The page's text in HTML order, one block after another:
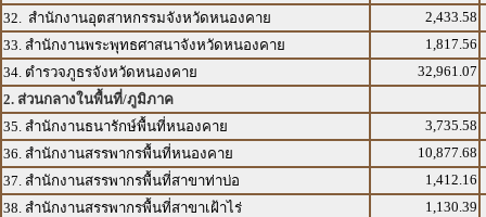
32. สำนักงานอุตสาหกรรมจังหวัดหนองคาย
2,433.58
33. สำนักงานพระพุทธศาสนาจังหวัดหนองคาย
1,817.56
34. ตำรวจภูธรจังหวัดหนองคาย
32,961.07
2. ส่วนกลางในพื้นที่/ภูมิภาค
35. สำนักงานธนารักษ์พื้นที่หนองคาย
3,735.58
36. สำนักงานสรรพากรพื้นที่หนองคาย
10,877.68
37. สำนักงานสรรพากรพื้นที่สาขาท่าบ่อ
1,412.16
38. สำนักงานสรรพากรพื้นที่สาขาเฝ้าไร่
1,130.39